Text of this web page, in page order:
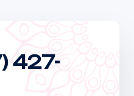
427-